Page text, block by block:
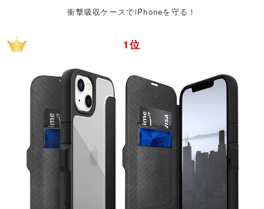
衝撃吸収ケースでiPhoneを守る！
1位